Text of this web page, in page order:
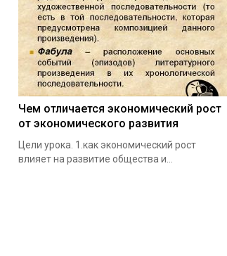
Чем отличается экономический рост
от экономического развития
Цели урока. 1.как экономический рост
влияет на развитие общества и…